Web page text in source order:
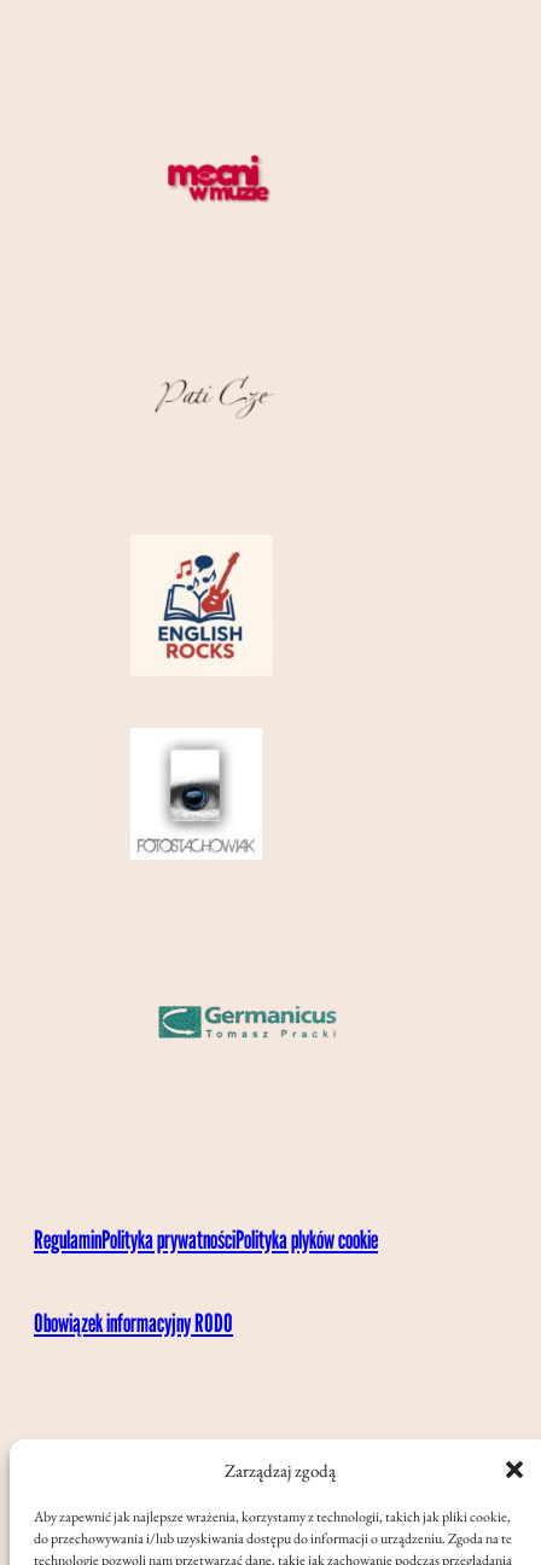
Zarządzaj zgodą
Aby zapewnić jak najlepsze wrażenia, korzystamy z technologii, takich jak pliki cookie,
do przechowywania i/lub uzyskiwania dostępu do informacji o urządzeniu. Zgoda na te
technologie pozwoli nam przetwarzać dane, takie jak zachowanie podczas przeglądania
RegulaminPolityka prywatnościPolityka plyków cookie
Obowiązek informacyjny RODO